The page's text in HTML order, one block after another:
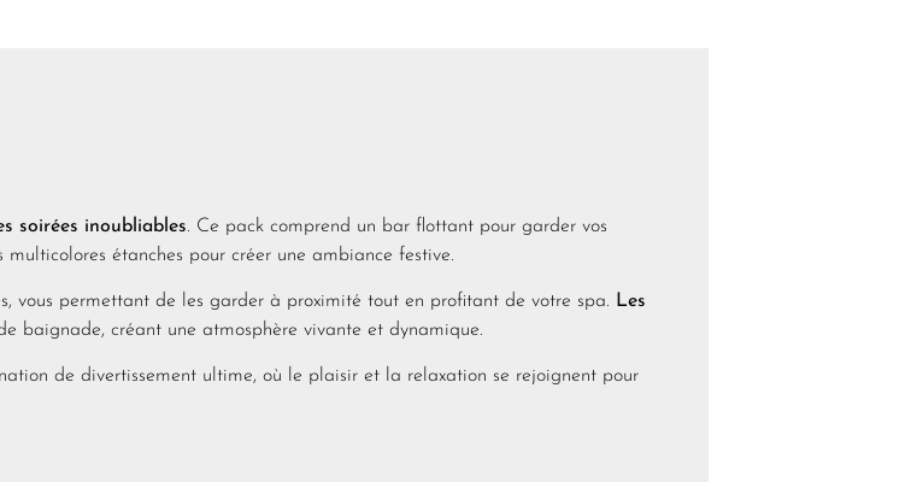
soirées inoubliables. Ce pack comprend un bar flottant pour garder vos
étanches pour créer une ambiance festive.
vous permettant de les garder à proximité tout en profitant de votre spa. Les
baignade, créant une atmosphère vivante et dynamique.
de divertissement ultime, où le plaisir et la relaxation se rejoignent pour